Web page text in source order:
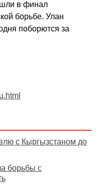
в финал
борьбе. Улан
поборются за
с Кыргызстаном до
борьбы с